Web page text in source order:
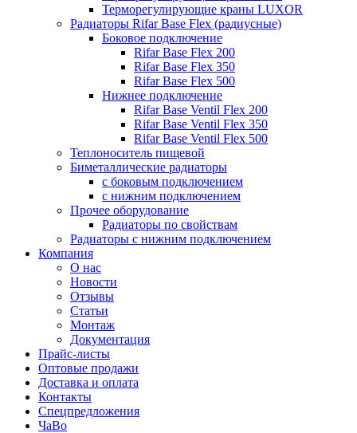
Терморегулирующие краны LUXOR
Радиаторы Rifar Base Flex (радиусные)
Боковое подключение
Rifar Base Flex 200
Rifar Base Flex 350
Rifar Base Flex 500
Нижнее подключение
Rifar Base Ventil Flex 200
Rifar Base Ventil Flex 350
Rifar Base Ventil Flex 500
Теплоноситель пищевой
Биметаллические радиаторы
с боковым подключением
с нижним подключением
Прочее оборудование
Радиаторы по свойствам
Радиаторы с нижним подключением
Компания
О нас
Новости
Отзывы
Статьи
Монтаж
Документация
Прайс-листы
Оптовые продажи
Доставка и оплата
Контакты
Спецпредложения
ЧаВо